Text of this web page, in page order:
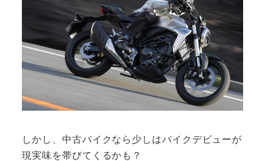
しかし、中古バイクなら少しはバイクデビューが
現実味を帯びてくるかも？